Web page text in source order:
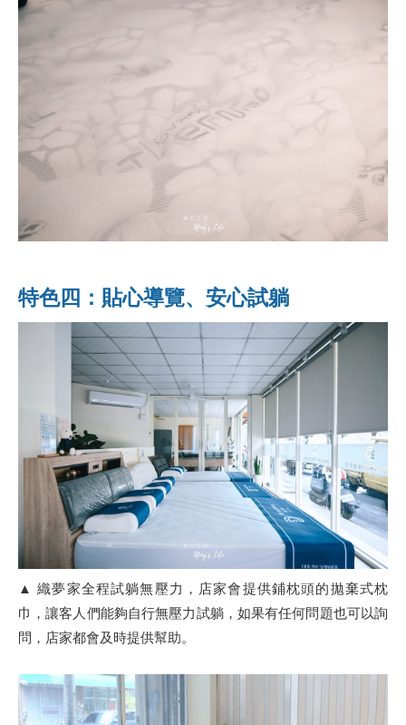
特色四：貼心導覽、安心試躺
▲ 織夢家全程試躺無壓力，店家會提供鋪枕頭的拋棄式枕
巾，讓客人們能夠自行無壓力試躺，如果有任何問題也可以詢
問，店家都會及時提供幫助。